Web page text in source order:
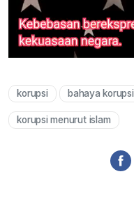
korupsi bahaya korupsi
korupsi menurut islam